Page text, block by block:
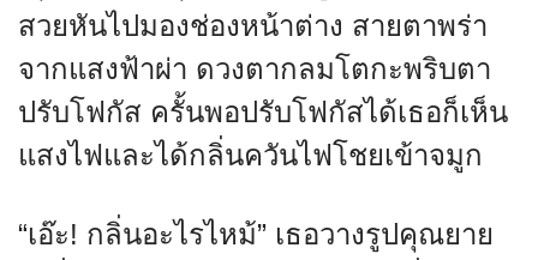
สวยหันไปมองช่องหน้าต่าง สายตาพร่า
จากแสงฟ้าผ่า ดวงตากลมโตกะพริบตา
ปรับโฟกัส ครั้นพอปรับโฟกัสได้เธอก็เห็น
แสงไฟและได้กลิ่นควันไฟโชยเข้าจมูก
“เอ๊ะ! กลิ่นอะไรไหม้” เธอวางรูปคุณยาย